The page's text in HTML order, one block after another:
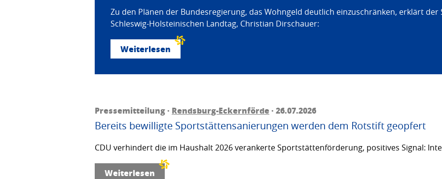
Zu den Plänen der Bundesregierung, das Wohngeld deutlich einzuschränken, erklärt der
Schleswig-Holsteinischen Landtag, Christian Dirschauer:
Weiterlesen
Pressemitteilung · Rendsburg-Eckernförde· 26.07.2026
Bereits bewilligte Sportstättensanierungen werden dem Rotstift geopfert
CDU verhindert die im Haushalt 2026 verankerte Sportstättenförderung, positives Signal:
Weiterlesen